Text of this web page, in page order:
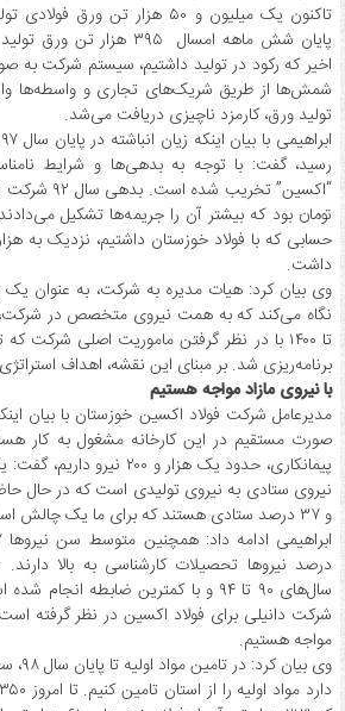
تاکنون یک میلیون و ۵۰ هزار تن
پایان شش ماهه امسال ۳۹۵
اخیر که رکود در تولید داشتیم، سیستم شرکت به
شمش‌ها از طریق شریک‌های تجاری و واسطه‌ها
تولید ورق، کارمزد ناچیزی دریافت می‌شد.
رسید، گفت: با توجه به بدهی‌ها و شرایط
تومان بود که بیشتر آن را جریمه‌ها تشکیل
حسابی که با فولاد خوزستان داشتیم، نزدیک به
داشت.
وی بیان کرد: هیات مدیره به شرکت، به عنوان یک
تا ۱۴۰۰ با در نظر گرفتن ماموریت اصلی
برنامه‌ریزی شد. بر مبنای این نقشه، اهداف
با نیروی مازاد مواجه هستیم
صورت مستقیم در این کارخانه مشغول به کار
پیمانکاری، حدود یک هزار و
و ۳۷ درصد ستادی هستند که برای ما یک چالش است.
درصد نیروها تحصیلات کارشناسی به بالا
سال‌های ۹۰ تا ۹۴ و با کمترین ضابطه
مواجه هستیم.
وی